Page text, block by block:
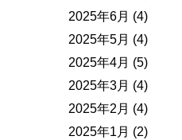
2025年6月 (4)
2025年5月 (4)
2025年4月 (5)
2025年3月 (4)
2025年2月 (4)
2025年1月 (2)